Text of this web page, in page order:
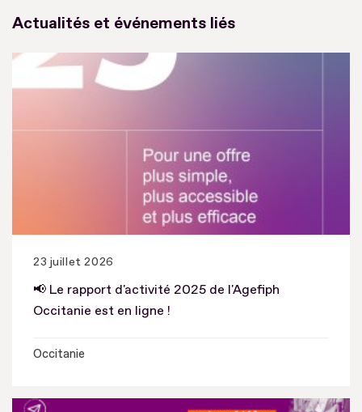
Actualités et événements liés
23 juillet 2026
📢 Le rapport d'activité 2025 de l'Agefiph
Occitanie est en ligne !
Occitanie